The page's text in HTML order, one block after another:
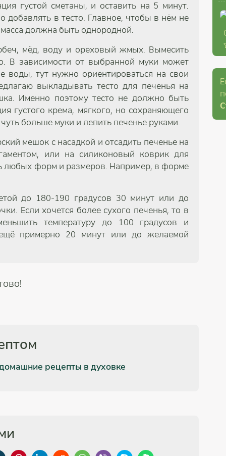
густой сметаны, и оставить на 5 минут.
добавлять в тесто. Главное, чтобы в нём не
должна быть однородной.
мёд, воду и ореховый жмых. Вымесить
В зависимости от выбранной муки может
воды, тут нужно ориентироваться на свои
выкладывать тесто для печенья на
Именно поэтому тесто не должно быть
густого крема, мягкого, но сохраняющего
больше муки и лепить печенье руками.
мешок с насадкой и отсадить печенье на
или на силиконовый коврик для
любых форм и размеров. Например, в форме
до 180-190 градусов 30 минут или до
Если хочется более сухого печенья, то в
температуру до 100 градусов и
примерно 20 минут или до желаемой
рецепты в духовке